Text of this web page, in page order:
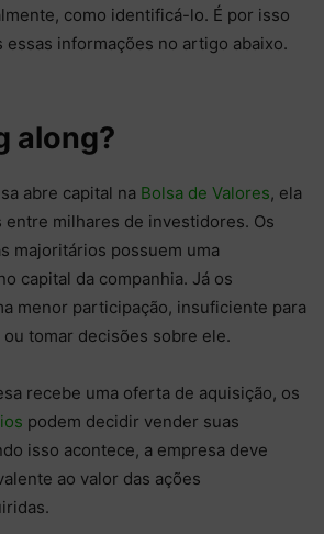
como identificá-lo. É por isso
essas informações no artigo abaixo.
along?
abre capital na Bolsa de Valores, ela
entre milhares de investidores. Os
majoritários possuem uma
capital da companhia. Já os
menor participação, insuficiente para
tomar decisões sobre ele.
recebe uma oferta de aquisição, os
podem decidir vender suas
isso acontece, a empresa deve
ao valor das ações